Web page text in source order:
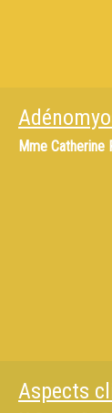
Mme Catherine
Aspects